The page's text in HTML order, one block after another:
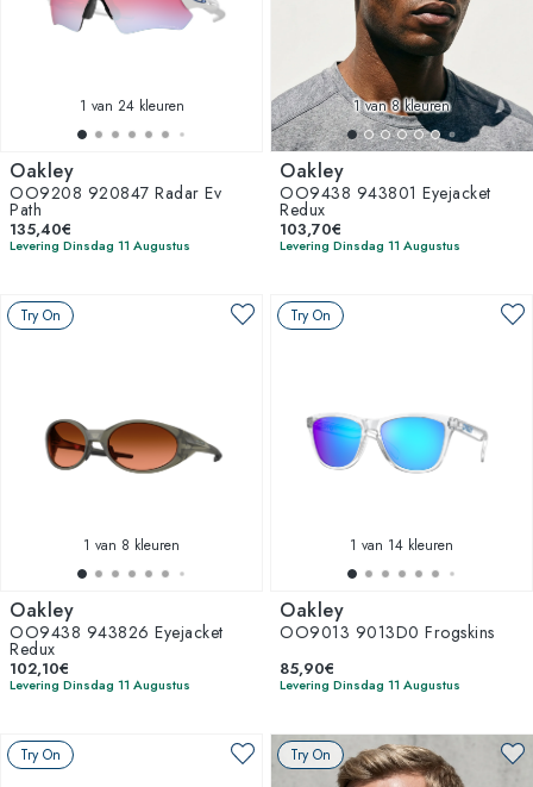
1 van 24 kleuren
Oakley
OO9208 920847 Radar Ev
Path
135,40€
Levering Dinsdag 11 Augustus
1van 8 kleuren
Oakley
OO9438 943801 Eyejacket
Redux
103,70€
Levering Dinsdag 11 Augustus
Try On
1 van 8 kleuren
Oakley
OO9438 943826 Eyejacket
Redux
102,10€
Levering Dinsdag 11 Augustus
Try On
1 van 14 kleuren
Oakley
OO9013 9013D0 Frogskins
85,90€
Levering Dinsdag 11 Augustus
Try On Try On